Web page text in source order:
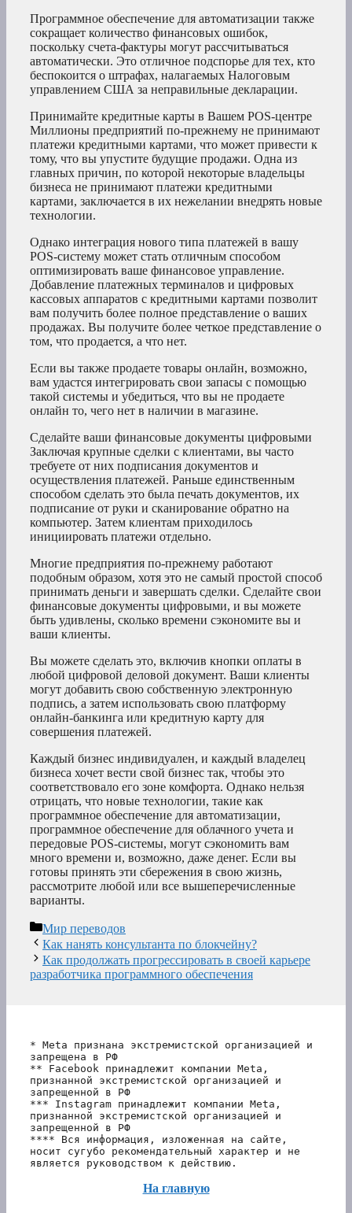
Программное обеспечение для автоматизации также
сокращает количество финансовых ошибок,
поскольку счета-фактуры могут рассчитываться
автоматически. Это отличное подспорье для тех, кто
беспокоится о штрафах, налагаемых Налоговым
управлением США за неправильные декларации.
Принимайте кредитные карты в Вашем POS-центре
Миллионы предприятий по-прежнему не принимают
платежи кредитными картами, что может привести к
тому, что вы упустите будущие продажи. Одна из
главных причин, по которой некоторые владельцы
бизнеса не принимают платежи кредитными
картами, заключается в их нежелании внедрять новые
технологии.
Однако интеграция нового типа платежей в вашу
POS-систему может стать отличным способом
оптимизировать ваше финансовое управление.
Добавление платежных терминалов и цифровых
кассовых аппаратов с кредитными картами позволит
вам получить более полное представление о ваших
продажах. Вы получите более четкое представление о
том, что продается, а что нет.
Если вы также продаете товары онлайн, возможно,
вам удастся интегрировать свои запасы с помощью
такой системы и убедиться, что вы не продаете
онлайн то, чего нет в наличии в магазине.
Сделайте ваши финансовые документы цифровыми
Заключая крупные сделки с клиентами, вы часто
требуете от них подписания документов и
осуществления платежей. Раньше единственным
способом сделать это была печать документов, их
подписание от руки и сканирование обратно на
компьютер. Затем клиентам приходилось
инициировать платежи отдельно.
Многие предприятия по-прежнему работают
подобным образом, хотя это не самый простой способ
принимать деньги и завершать сделки. Сделайте свои
финансовые документы цифровыми, и вы можете
быть удивлены, сколько времени сэкономите вы и
ваши клиенты.
Вы можете сделать это, включив кнопки оплаты в
любой цифровой деловой документ. Ваши клиенты
могут добавить свою собственную электронную
подпись, а затем использовать свою платформу
онлайн-банкинга или кредитную карту для
совершения платежей.
Каждый бизнес индивидуален, и каждый владелец
бизнеса хочет вести свой бизнес так, чтобы это
соответствовало его зоне комфорта. Однако нельзя
отрицать, что новые технологии, такие как
программное обеспечение для автоматизации,
программное обеспечение для облачного учета и
передовые POS-системы, могут сэкономить вам
много времени и, возможно, даже денег. Если вы
готовы принять эти сбережения в свою жизнь,
рассмотрите любой или все вышеперечисленные
варианты.
Рубрики
Мир переводов
Как нанять консультанта по блокчейну?
Как продолжать прогрессировать в своей карьере
разработчика программного обеспечения
* Meta признана экстремистской организацией и
запрещена в РФ
** Facebook принадлежит компании Meta,
признанной экстремистской организацией и
запрещенной в РФ
*** Instagram принадлежит компании Meta,
признанной экстремистской организацией и
запрещенной в РФ
**** Вся информация, изложенная на сайте,
носит сугубо рекомендательный характер и не
является руководством к действию.
На главную